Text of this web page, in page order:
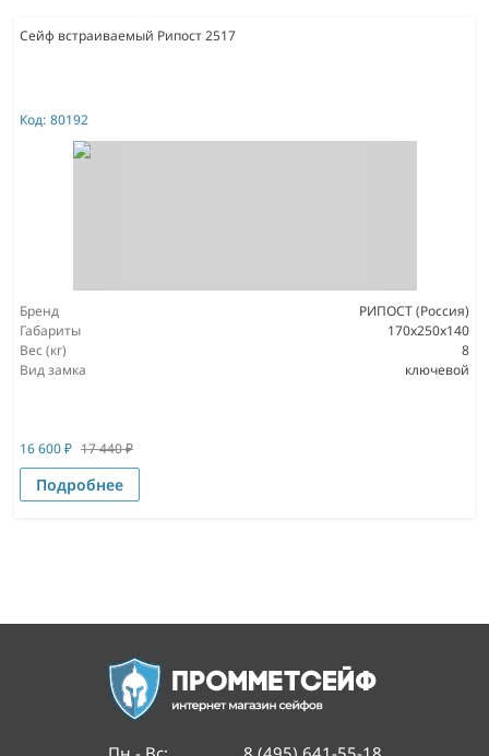
Сейф встраиваемый Рипост 2517
Код: 80192
Бренд
РИПОСТ (Россия)
Габариты
170x250x140
Вес (кг)
8
Вид замка
ключевой
16 600₽ 17 440₽
Подробнее